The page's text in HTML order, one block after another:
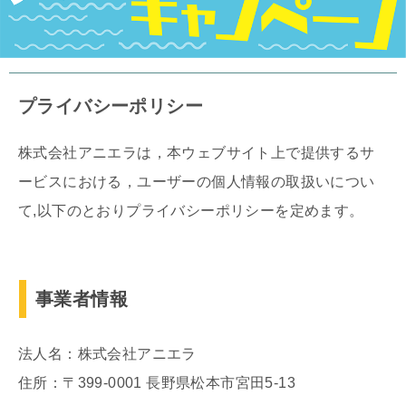
プライバシーポリシー
株式会社アニエラは，本ウェブサイト上で提供するサ
ービスにおける，ユーザーの個人情報の取扱いについ
て,以下のとおりプライバシーポリシーを定めます。
事業者情報
法人名：株式会社アニエラ
住所：〒399-0001 長野県松本市宮田5-13